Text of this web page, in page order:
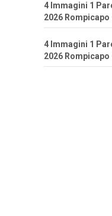
4 Immagini 1
2026
4 Immagini 1
2026